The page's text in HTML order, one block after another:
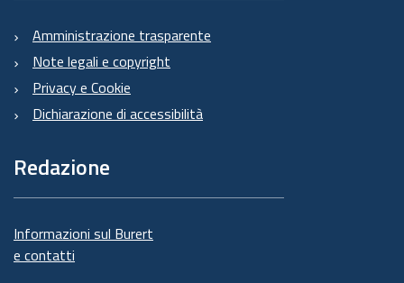
Amministrazione trasparente
Note legali e copyright
Privacy e Cookie
Dichiarazione di accessibilità
Redazione
Informazioni sul Burert
e contatti